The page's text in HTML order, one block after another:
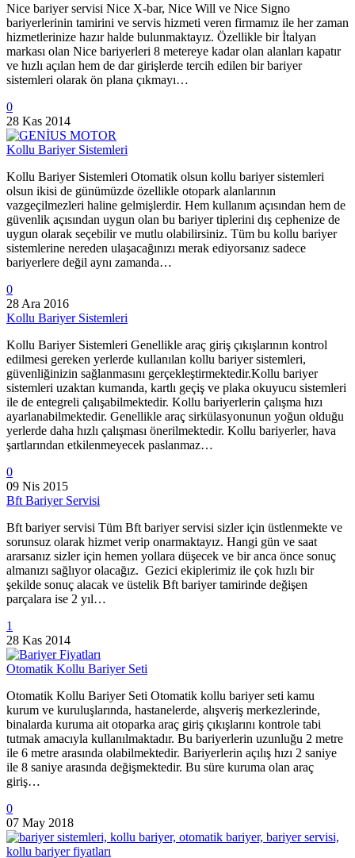
Nice bariyer servisi Nice X-bar, Nice Will ve Nice Signo
bariyerlerinin tamirini ve servis hizmeti veren firmamız ile her zaman
hizmetlerinize hazır halde bulunmaktayız. Özellikle bir İtalyan
markası olan Nice bariyerleri 8 metereye kadar olan alanları kapatır
ve hızlı açılan hem de dar girişlerde tercih edilen bir bariyer
sistemleri olarak ön plana çıkmayı…
0
28 Kas 2014
Kollu Bariyer Sistemleri
Kollu Bariyer Sistemleri Otomatik olsun kollu bariyer sistemleri
olsun ikisi de günümüzde özellikle otopark alanlarının
vazgeçilmezleri haline gelmişlerdir. Hem kullanım açısından hem de
güvenlik açısından uygun olan bu bariyer tiplerini dış cephenize de
uygun olarak seçebilir ve mutlu olabilirsiniz. Tüm bu kollu bariyer
sistemlerine nereden ulaşacağınızı merak ediyorsanız sadece
bariyerlere değil aynı zamanda…
0
28 Ara 2016
Kollu Bariyer Sistemleri
Kollu Bariyer Sistemleri Genellikle araç giriş çıkışlarının kontrol
edilmesi gereken yerlerde kullanılan kollu bariyer sistemleri,
güvenliğinizin sağlanmasını gerçekleştirmektedir.Kollu bariyer
sistemleri uzaktan kumanda, kartlı geçiş ve plaka okuyucu sistemleri
ile de entegreli çalışabilmektedir. Kollu bariyerlerin çalışma hızı
ayarlanabilmektedir. Genellikle araç sirkülasyonunun yoğun olduğu
yerlerde daha hızlı çalışması önerilmektedir. Kollu bariyerler, hava
şartlarından etkilenmeyecek paslanmaz…
0
09 Nis 2015
Bft Bariyer Servisi
Bft bariyer servisi Tüm Bft bariyer servisi sizler için üstlenmekte ve
sorunsuz olarak hizmet verip onarmaktayız. Hangi gün ve saat
ararsanız sizler için hemen yollara düşecek ve bir anca önce sonuç
almanızı sağlıyor olacağız. Gezici ekiplerimiz ile çok hızlı bir
şekilde sonuç alacak ve üstelik Bft bariyer tamirinde değişen
parçalara ise 2 yıl…
1
28 Kas 2014
Otomatik Kollu Bariyer Seti
Otomatik Kollu Bariyer Seti Otomatik kollu bariyer seti kamu
kurum ve kuruluşlarında, hastanelerde, alışveriş merkezlerinde,
binalarda kuruma ait otoparka araç giriş çıkışlarını kontrole tabi
tutmak amacıyla kullanılmaktadır. Bu bariyerlerin uzunluğu 2 metre
ile 6 metre arasında olabilmektedir. Bariyerlerin açılış hızı 2 saniye
ile 8 saniye arasında değişmektedir. Bu süre kuruma olan araç
giriş…
0
07 May 2018